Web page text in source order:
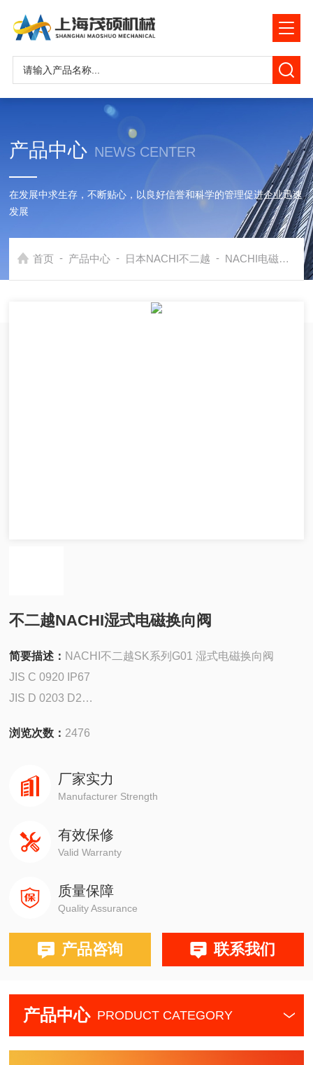
产品中心 NEWS CENTER
在发展中求生存，不断贴心，以良好信誉和科学的管理促进企业迅速
发展
首页 - 产品中心 - 日本NACHI不二越 - NACHI电磁阀
不二越NACHI湿式电磁换向阀
简要描述： NACHI不二越SK系列G01 湿式电磁换向阀
JIS C 0920 IP67
JIS D 0203 D2
21MPa
导线前端的连接器种类丰富。
浏览次数： 2476
厂家实力
Manufacturer Strength
有效保修
Valid Warranty
质量保障
Quality Assurance
产品咨询 联系我们
产品中心 PRODUCT CATEGORY